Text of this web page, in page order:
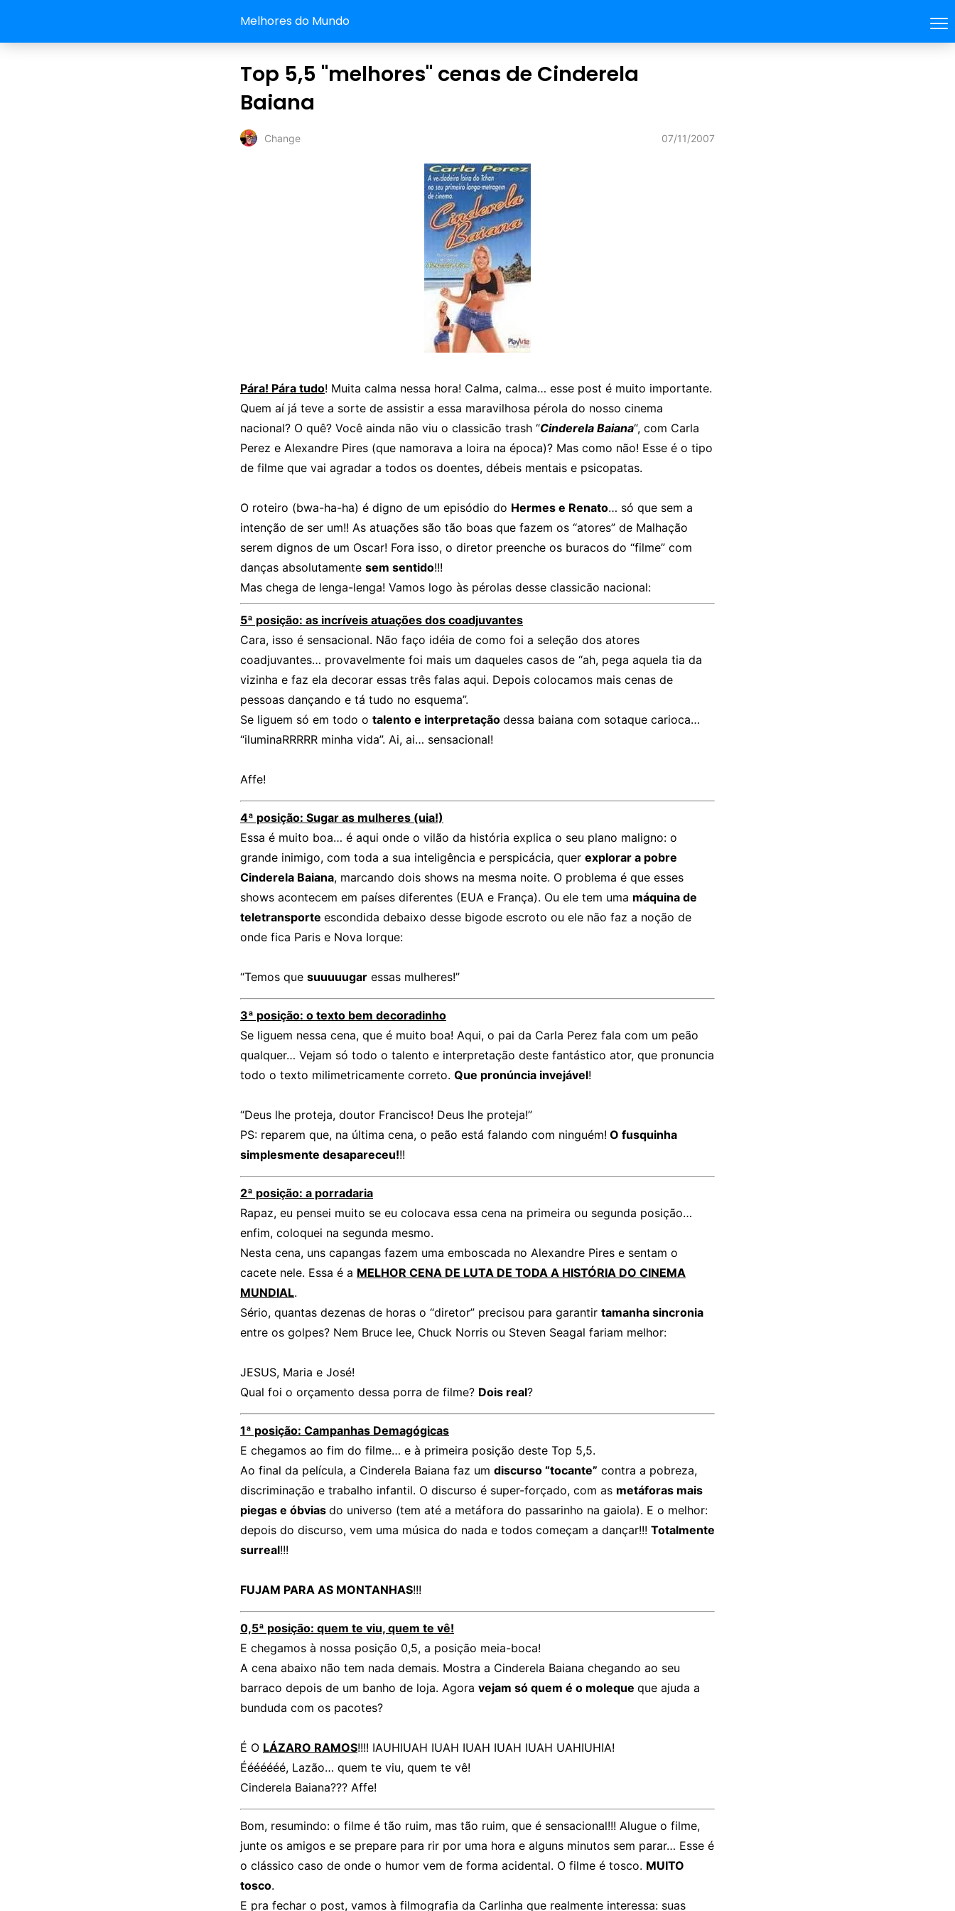
Melhores do Mundo
Top 5,5 "melhores" cenas de Cinderela
Baiana
Change 07/11/2007
Pára! Pára tudo! Muita calma nessa hora! Calma, calma… esse post é muito importante.
Quem aí já teve a sorte de assistir a essa maravilhosa pérola do nosso cinema
nacional? O quê? Você ainda não viu o classicão trash “Cinderela Baiana“, com Carla
Perez e Alexandre Pires (que namorava a loira na época)? Mas como não! Esse é o tipo
de filme que vai agradar a todos os doentes, débeis mentais e psicopatas.
O roteiro (bwa-ha-ha) é digno de um episódio do Hermes e Renato… só que sem a
intenção de ser um!! As atuações são tão boas que fazem os “atores” de Malhação
serem dignos de um Oscar! Fora isso, o diretor preenche os buracos do “filme” com
danças absolutamente sem sentido!!!
Mas chega de lenga-lenga! Vamos logo às pérolas desse classicão nacional:
5ª posição: as incríveis atuações dos coadjuvantes
Cara, isso é sensacional. Não faço idéia de como foi a seleção dos atores
coadjuvantes… provavelmente foi mais um daqueles casos de “ah, pega aquela tia da
vizinha e faz ela decorar essas três falas aqui. Depois colocamos mais cenas de
pessoas dançando e tá tudo no esquema”.
Se liguem só em todo o talento e interpretação dessa baiana com sotaque carioca…
“iluminaRRRRR minha vida”. Ai, ai… sensacional!
Affe!
4ª posição: Sugar as mulheres (uia!)
Essa é muito boa… é aqui onde o vilão da história explica o seu plano maligno: o
grande inimigo, com toda a sua inteligência e perspicácia, quer explorar a pobre
Cinderela Baiana, marcando dois shows na mesma noite. O problema é que esses
shows acontecem em países diferentes (EUA e França). Ou ele tem uma máquina de
teletransporte escondida debaixo desse bigode escroto ou ele não faz a noção de
onde fica Paris e Nova Iorque:
“Temos que suuuuugar essas mulheres!”
3ª posição: o texto bem decoradinho
Se liguem nessa cena, que é muito boa! Aqui, o pai da Carla Perez fala com um peão
qualquer… Vejam só todo o talento e interpretação deste fantástico ator, que pronuncia
todo o texto milimetricamente correto. Que pronúncia invejável!
“Deus lhe proteja, doutor Francisco! Deus lhe proteja!”
PS: reparem que, na última cena, o peão está falando com ninguém! O fusquinha
simplesmente desapareceu!!!
2ª posição: a porradaria
Rapaz, eu pensei muito se eu colocava essa cena na primeira ou segunda posição…
enfim, coloquei na segunda mesmo.
Nesta cena, uns capangas fazem uma emboscada no Alexandre Pires e sentam o
cacete nele. Essa é a MELHOR CENA DE LUTA DE TODA A HISTÓRIA DO CINEMA
MUNDIAL.
Sério, quantas dezenas de horas o “diretor” precisou para garantir tamanha sincronia
entre os golpes? Nem Bruce lee, Chuck Norris ou Steven Seagal fariam melhor:
JESUS, Maria e José!
Qual foi o orçamento dessa porra de filme? Dois real?
1ª posição: Campanhas Demagógicas
E chegamos ao fim do filme… e à primeira posição deste Top 5,5.
Ao final da película, a Cinderela Baiana faz um discurso “tocante” contra a pobreza,
discriminação e trabalho infantil. O discurso é super-forçado, com as metáforas mais
piegas e óbvias do universo (tem até a metáfora do passarinho na gaiola). E o melhor:
depois do discurso, vem uma música do nada e todos começam a dançar!!! Totalmente
surreal!!!
FUJAM PARA AS MONTANHAS!!!
0,5ª posição: quem te viu, quem te vê!
E chegamos à nossa posição 0,5, a posição meia-boca!
A cena abaixo não tem nada demais. Mostra a Cinderela Baiana chegando ao seu
barraco depois de um banho de loja. Agora vejam só quem é o moleque que ajuda a
bunduda com os pacotes?
É O LÁZARO RAMOS!!!! IAUHIUAH IUAH IUAH IUAH IUAH UAHIUHIA!
Ééééééé, Lazão… quem te viu, quem te vê!
Cinderela Baiana??? Affe!
Bom, resumindo: o filme é tão ruim, mas tão ruim, que é sensacional!!! Alugue o filme,
junte os amigos e se prepare para rir por uma hora e alguns minutos sem parar… Esse é
o clássico caso de onde o humor vem de forma acidental. O filme é tosco. MUITO
tosco.
E pra fechar o post, vamos à filmografia da Carlinha que realmente interessa: suas